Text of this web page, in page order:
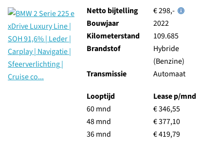
Netto bijtelling
€ 298,-
Bouwjaar
2022
Kilometerstand
109.685
Brandstof
Hybride
(Benzine)
Transmissie
Automaat
Looptijd
60 mnd
48 mnd
36 mnd
Lease p/mnd
€ 346,55
€ 377,10
€ 419,79